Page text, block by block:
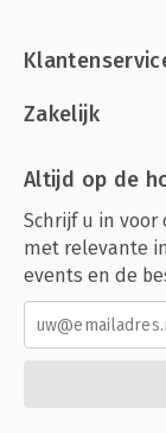
Zakelijk
Altijd op de
Schrijf u in
met relevante
events en de